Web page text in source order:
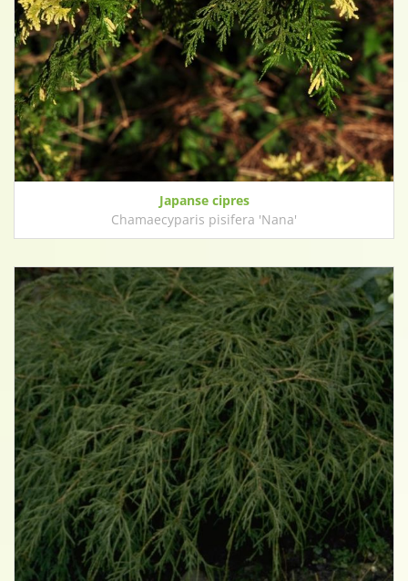
Japanse cipres
Chamaecyparis pisifera 'Nana'